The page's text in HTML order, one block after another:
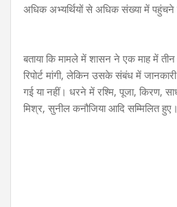
अधिक अभ्यर्थियों से अधिक संख्या में पहुंचने
बताया कि मामले में शासन ने एक माह में
रिपोर्ट मांगी, लेकिन उसके संबंध में जानकारी
गई या नहीं। धरने में रश्मि, पूजा, किरण,
मिश्र, सुनील कनौजिया आदि सम्मिलित हुए।